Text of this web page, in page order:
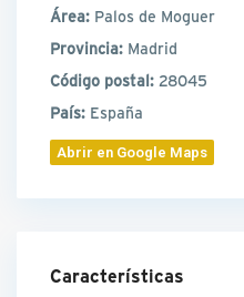
Área: Palos de Moguer
Provincia: Madrid
Código postal: 28045
País: España
Abrir en Google Maps
Características